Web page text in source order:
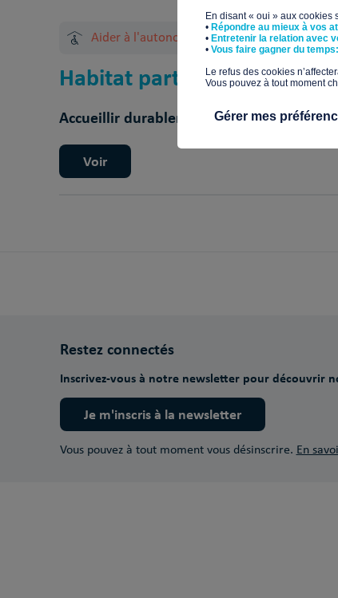
Aider à l'autonomie
Habitat partagé pour
Accueillir durablement en habitat
Voir
Restez connectés
Inscrivez-vous à notre newsletter pour découvrir
Je m'inscris à la newsletter
Vous pouvez à tout moment vous désinscrire. En
En disant « oui » aux cookies
• Répondre au mieux à vos
• Entretenir la relation avec
​• Vous faire gagner du temps:
​Le refus des cookies
Vous pouvez à tout moment
Gérer mes